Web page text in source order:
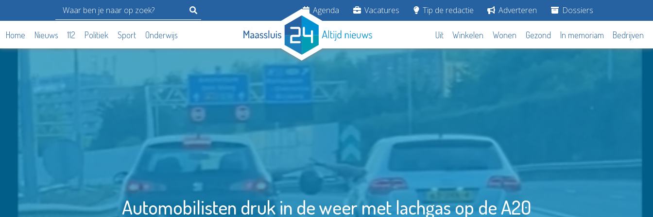
Agenda Vacatures Tip de redactie Adverteren Dossiers
Home Nieuws 112 Politiek Sport Onderwijs Uit Winkelen Wonen Gezond In memoriam Bedrijven
Automobilisten druk in de weer met lachgas op de A20